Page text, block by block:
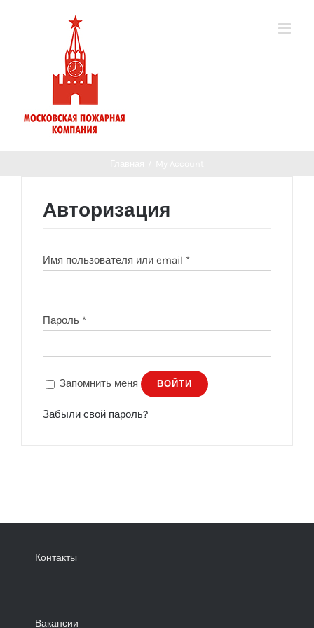
Авторизация
Имя пользователя или email *
Пароль *
Запомнить меня ВОЙТИ
Забыли свой пароль?
Контакты
Вакансии